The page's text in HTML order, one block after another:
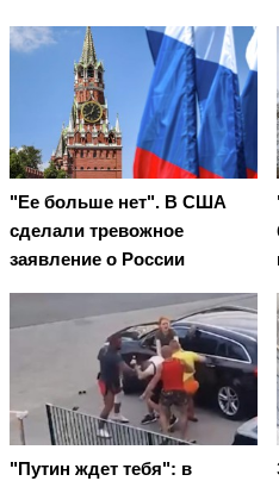
"Ее больше нет". В США
сделали тревожное
заявление о России
"Путин ждет тебя": в